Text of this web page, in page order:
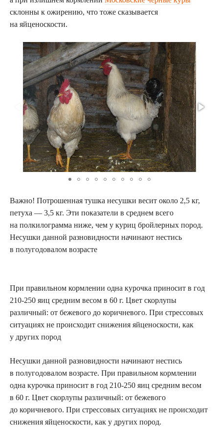
склонны к ожирению, что тоже сказывается
на яйценоскости.
Важно! Потрошенная тушка несушки весит около 2,5 кг,
петуха — 3,5 кг. Эти показатели в среднем всего
на полкилограмма ниже, чем у куриц бройлерных пород.
Несушки данной разновидности начинают нестись
в полугодовалом возрасте
При правильном кормлении одна курочка приносит в год
210-250 яиц средним весом в 60 г. Цвет скорлупы
различный: от бежевого до коричневого. При стрессовых
ситуациях не происходит снижения яйценоскости, как
у других пород
Несушки данной разновидности начинают нестись
в полугодовалом возрасте. При правильном кормлении
одна курочка приносит в год 210-250 яиц средним весом
в 60 г. Цвет скорлупы различный: от бежевого
до коричневого. При стрессовых ситуациях не происходит
снижения яйценоскости, как у других пород.